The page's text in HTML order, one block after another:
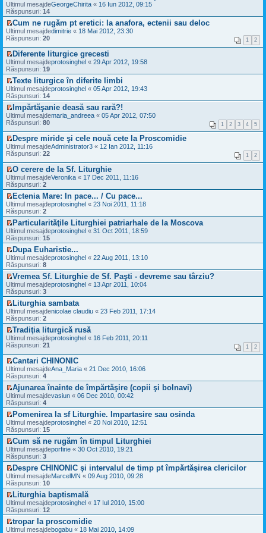
t
i
t
n
e
c
i
t
i
t
e
s
a
j
n
e
c
t
i
t
m
u
l
m
e
s
j
n
e
c
i
t
i
t
u
l
t
i
m
u
l
m
e
s
a
n
e
c
i
t
i
t
V
e
z
i
u
l
i
m
u
l
m
e
s
a
j
n
e
c
t
i
Ultimul mesajdeGeorgeChirita « 16 Iun 2012, 09:15
Răspunsuri: 14
V
e
i
u
l
t
i
m
u
l
m
e
s
j
n
e
c
i
t
i
t
Cum ne rugăm pt eretici: la anafora, ectenii sau deloc
Ultimul mesajdedimitrie « 18 Mai 2012, 23:30
Răspunsuri: 20 1 2
V
e
z
u
l
t
i
m
u
l
m
e
s
j
n
e
c
t
i
t
Diferente liturgice grecesti
Ultimul mesajdeprotosinghel « 29 Apr 2012, 19:58
Răspunsuri: 19
V
e
z
u
l
i
m
u
l
m
e
s
a
j
n
e
c
t
i
t
Texte liturgice în diferite limbi
Ultimul mesajdeprotosinghel « 05 Apr 2012, 19:43
Răspunsuri: 14
V
e
i
u
l
t
i
m
u
l
m
e
s
a
j
n
e
c
t
i
t
Impărtăşanie deasă sau rară?!
Ultimul mesajdemaria_andreea « 05 Apr 2012, 07:50
Răspunsuri: 80 1 2 3 4 5
V
e
i
u
l
t
i
m
u
l
m
e
s
a
j
n
e
c
t
i
t
Despre miride şi cele nouă cete la Proscomidie
Ultimul mesajdeAdministrator3 « 12 Ian 2012, 11:16
Răspunsuri: 22 1 2
V
e
z
u
l
t
i
m
u
l
m
e
s
a
j
n
e
c
i
t
i
O cerere de la Sf. Liturghie
Ultimul mesajdeVeronika « 17 Dec 2011, 11:16
Răspunsuri: 2
V
e
z
u
l
t
i
m
u
l
m
e
s
a
j
n
e
i
t
t
Ectenia Mare: In pace... / Cu pace...
Ultimul mesajdeprotosinghel « 23 Noi 2011, 11:18
Răspunsuri: 2
V
e
z
u
l
t
m
u
l
m
e
s
a
j
n
c
i
t
i
t
Particularităţile Liturghiei patriarhale de la Moscova
Ultimul mesajdeprotosinghel « 31 Oct 2011, 18:59
Răspunsuri: 15
V
e
z
i
u
l
t
i
m
u
l
m
e
s
a
j
n
e
c
i
t
i
t
Dupa Euharistie...
Ultimul mesajdeprotosinghel « 22 Aug 2011, 13:10
Răspunsuri: 8
V
e
z
u
l
t
m
u
l
m
e
s
a
j
n
e
c
i
t
i
t
Vremea Sf. Liturghie de Sf. Paşti - devreme sau târziu?
Ultimul mesajdeprotosinghel « 13 Apr 2011, 10:04
Răspunsuri: 3
V
e
z
u
l
i
m
u
l
m
e
s
a
j
n
e
c
i
t
i
t
Liturghia sambata
Ultimul mesajdenicolae claudiu « 23 Feb 2011, 17:14
Răspunsuri: 2
V
e
i
u
l
t
i
m
u
l
m
e
s
a
j
n
e
c
i
t
i
t
Tradiţia liturgică rusă
Ultimul mesajdeprotosinghel « 16 Feb 2011, 20:11
Răspunsuri: 21 1 2
V
e
z
i
u
l
t
i
m
u
l
m
e
s
a
j
n
e
c
i
t
i
t
Cantari CHINONIC
Ultimul mesajdeAna_Maria « 21 Dec 2010, 16:06
Răspunsuri: 4
V
e
z
u
l
t
i
m
u
l
m
e
s
a
j
n
e
c
i
Ajunarea înainte de împărtăşire (copii şi bolnavi)
Ultimul mesajdevasiun « 06 Dec 2010, 00:42
Răspunsuri: 4
V
e
z
i
u
l
t
i
m
u
l
m
e
s
a
j
Pomenirea la sf Liturghie. Impartasire sau osinda
Ultimul mesajdeprotosinghel « 20 Noi 2010, 12:51
Răspunsuri: 15
V
e
z
u
l
t
i
m
u
l
m
Cum să ne rugăm în timpul Liturghiei
Ultimul mesajdeporfirie « 30 Oct 2010, 19:21
Răspunsuri: 3
V
e
z
u
l
t
i
m
Despre CHINONIC şi intervalul de timp pt împărtăşirea clericilor
Ultimul mesajdeMarcelMN « 09 Aug 2010, 09:28
Răspunsuri: 10
V
e
z
i
u
Liturghia baptismală
Ultimul mesajdeprotosinghel « 17 Iul 2010, 15:00
Răspunsuri: 12
V
tropar la proscomidie
Ultimul mesajdebogabu « 18 Mai 2010, 14:09